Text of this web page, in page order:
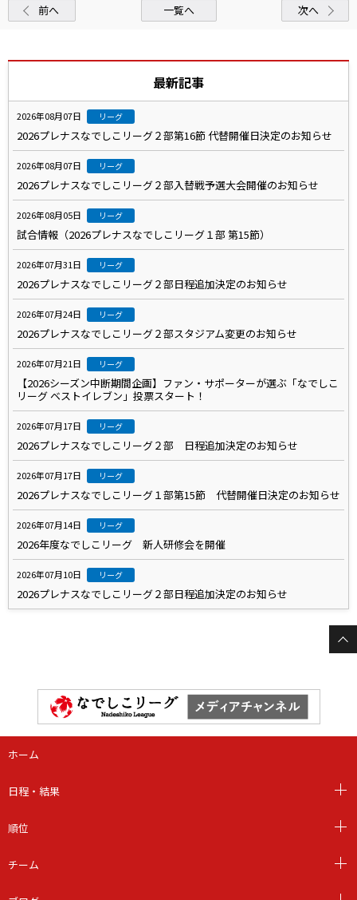
前へ 一覧へ 次へ
最新記事
2026年08月07日 リーグ
2026プレナスなでしこリーグ２部第16節 代替開催日決定のお知らせ
2026年08月07日 リーグ
2026プレナスなでしこリーグ２部入替戦予選大会開催のお知らせ
2026年08月05日 リーグ
試合情報（2026プレナスなでしこリーグ１部 第15節）
2026年07月31日 リーグ
2026プレナスなでしこリーグ２部日程追加決定のお知らせ
2026年07月24日 リーグ
2026プレナスなでしこリーグ２部スタジアム変更のお知らせ
2026年07月21日 リーグ
【2026シーズン中断期間企画】ファン・サポーターが選ぶ「なでしこ
リーグ ベストイレブン」投票スタート！
2026年07月17日 リーグ
2026プレナスなでしこリーグ２部 日程追加決定のお知らせ
2026年07月17日 リーグ
2026プレナスなでしこリーグ１部第15節 代替開催日決定のお知らせ
2026年07月14日 リーグ
2026年度なでしこリーグ 新人研修会を開催
2026年07月10日 リーグ
2026プレナスなでしこリーグ２部日程追加決定のお知らせ
ホーム
日程・結果
順位
チーム